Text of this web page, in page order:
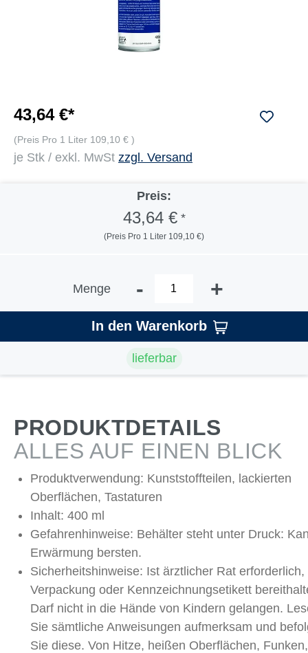
43,64 €*
(Preis Pro 1 Liter 109,10 € )
je Stk / exkl. MwSt zzgl. Versand
Preis:
43,64 €*
(Preis Pro 1 Liter 109,10 €)
Menge - +
In den Warenkorb
lieferbar
PRODUKTDETAILS
ALLES AUF EINEN BLICK
Produktverwendung: Kunststoffteilen, lackierten
Oberflächen, Tastaturen
Inhalt: 400 ml
Gefahrenhinweise: Behälter steht unter Druck:
Erwärmung bersten.
Sicherheitshinweise: Ist ärztlicher Rat erforderlich,
Verpackung oder Kennzeichnungsetikett
Darf nicht in die Hände von Kindern gelangen.
Sie sämtliche Anweisungen aufmerksam und
Sie diese. Von Hitze, heißen Oberflächen, Funken,